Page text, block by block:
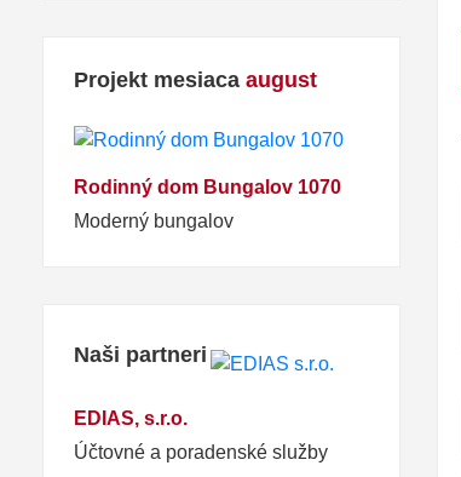
Projekt mesiaca august
Rodinný dom Bungalov 1070
Moderný bungalov
Naši partneri
EDIAS, s.r.o.
Účtovné a poradenské služby